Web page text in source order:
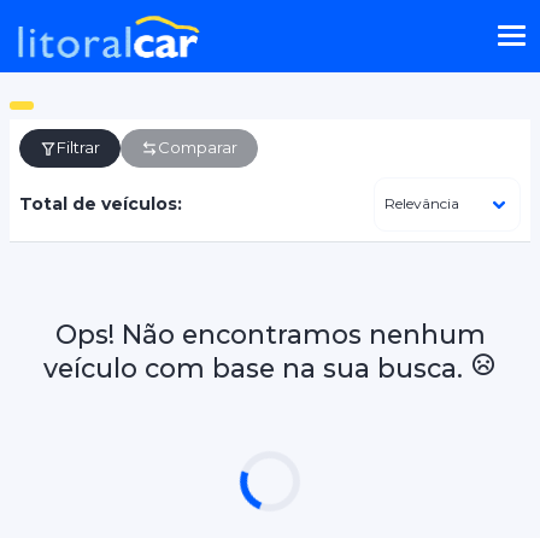
Filtrar Comparar
Total de veículos:
Ops! Não encontramos nenhum
veículo com base na sua busca.